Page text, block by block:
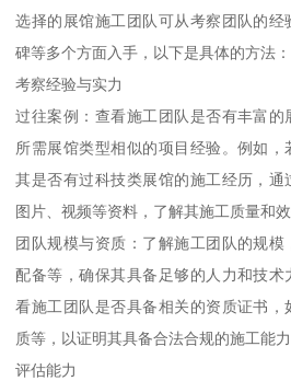
选择的展馆施工团队可从考察团队的经
碑等多个方面入手，以下是具体的方法：
考察经验与实力
过往案例：查看施工团队是否有丰富
所需展馆类型相似的项目经验。例如
其是否有过科技类展馆的施工经历，通
图片、视频等资料，了解其施工质量和效
团队规模与资质：了解施工团队的规
配备等，确保其具备足够的人力和技
看施工团队是否具备相关的资质证书
质等，以证明其具备合法合规的施工能力
评估能力